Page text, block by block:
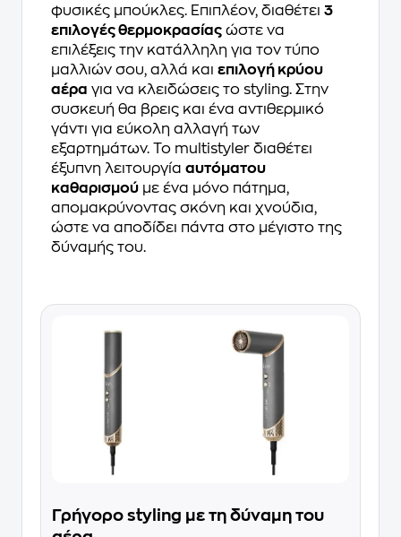
φυσικές μπούκλες. Επιπλέον, διαθέτει 3
επιλογές θερμοκρασίας ώστε να
επιλέξεις την κατάλληλη για τον τύπο
μαλλιών σου, αλλά και επιλογή κρύου
αέρα για να κλειδώσεις το styling. Στην
συσκευή θα βρεις και ένα αντιθερμικό
γάντι για εύκολη αλλαγή των
εξαρτημάτων. Το multistyler διαθέτει
έξυπνη λειτουργία αυτόματου
καθαρισμού με ένα μόνο πάτημα,
απομακρύνοντας σκόνη και χνούδια,
ώστε να αποδίδει πάντα στο μέγιστο της
δύναμής του.
Γρήγορο styling με τη δύναμη του